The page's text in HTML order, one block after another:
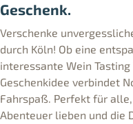
Geschenk.
Verschenke
durch Köln! Ob eine
interessante Wein
Geschenkidee verbindet
Fahrspaß. Perfekt für
Abenteuer lieben und die